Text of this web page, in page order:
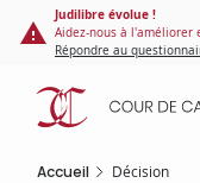
Panneau de gestion des
contenu
principal
Judilibre évolue !
Aidez-nous à l'améliorer
Répondre au
Accueil Décision